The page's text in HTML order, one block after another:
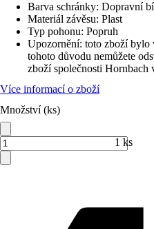
Barva schránky: Dopravní
Materiál závěsu: Plast
Typ pohonu: Popruh
Upozornění: toto zboží bylo
tohoto důvodu nemůžete
zboží společnosti Hornbach
Více informací o zboží
Množství (ks)
1 ks